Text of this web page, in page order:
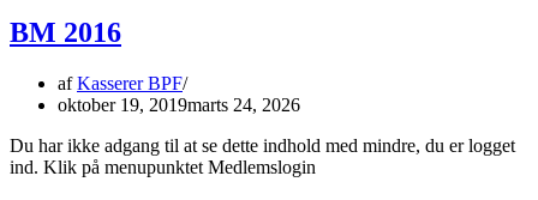
BM 2016
afKasserer BPF
oktober 19, 2019marts 24, 2026
Du har ikke adgang til at se dette indhold med mindre, du er logget
ind. Klik på menupunktet Medlemslogin